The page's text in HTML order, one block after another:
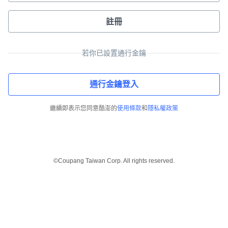
註冊
若你已設置通行金鑰
通行金鑰登入
繼續即表示您同意酷澎的使用條款和 隱私權政策
©Coupang Taiwan Corp. All rights reserved.